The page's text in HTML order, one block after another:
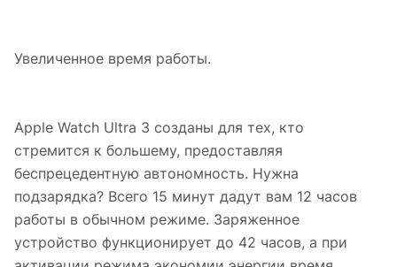
Увеличенное время работы.
Apple Watch Ultra 3 созданы для тех, кто
стремится к большему, предоставляя
беспрецедентную автономность. Нужна
подзарядка? Всего 15 минут дадут вам 12 часов
работы в обычном режиме. Заряженное
устройство функционирует до 42 часов, а при